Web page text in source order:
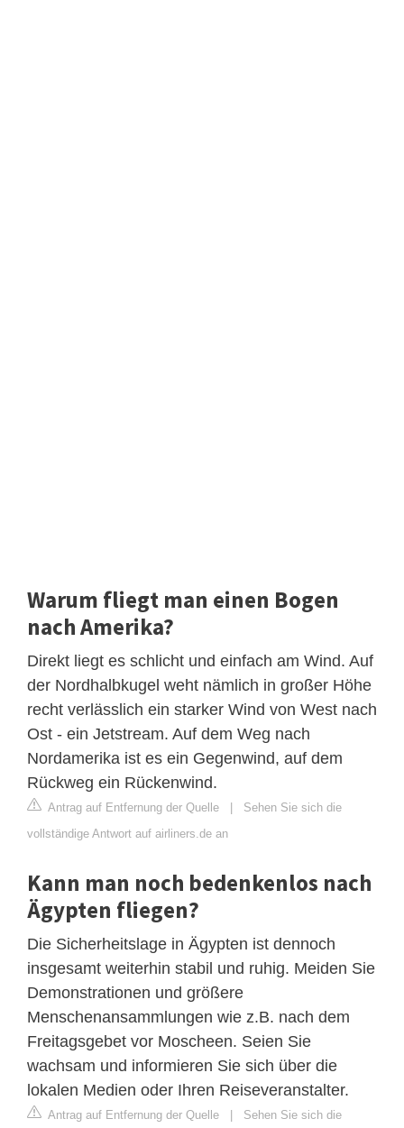
Warum fliegt man einen Bogen
nach Amerika?
Direkt liegt es schlicht und einfach am Wind. Auf
der Nordhalbkugel weht nämlich in großer Höhe
recht verlässlich ein starker Wind von West nach
Ost - ein Jetstream. Auf dem Weg nach
Nordamerika ist es ein Gegenwind, auf dem
Rückweg ein Rückenwind.
Antrag auf Entfernung der Quelle | Sehen Sie sich die
vollständige Antwort auf airliners.de an
Kann man noch bedenkenlos nach
Ägypten fliegen?
Die Sicherheitslage in Ägypten ist dennoch
insgesamt weiterhin stabil und ruhig. Meiden Sie
Demonstrationen und größere
Menschenansammlungen wie z.B. nach dem
Freitagsgebet vor Moscheen. Seien Sie
wachsam und informieren Sie sich über die
lokalen Medien oder Ihren Reiseveranstalter.
Antrag auf Entfernung der Quelle | Sehen Sie sich die